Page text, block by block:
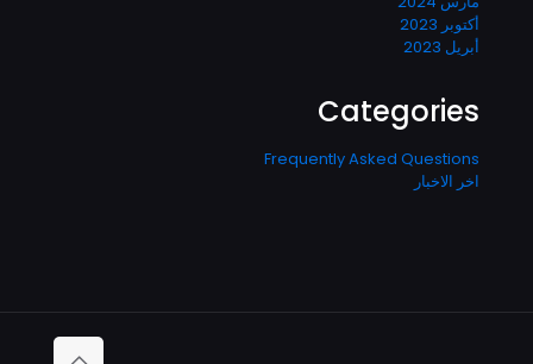
أكتوبر 2023
أبريل 2023
Categories
Frequently Asked Questions
اخر الاخبار